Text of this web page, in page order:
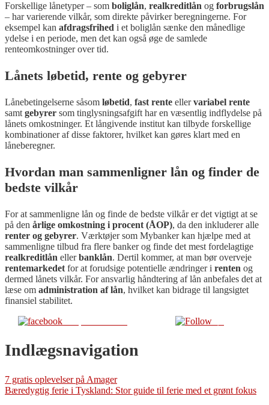
Forskellige lånetyper – som boliglån, realkreditlån og forbrugslån
– har varierende vilkår, som direkte påvirker beregningerne. For
eksempel kan afdragsfrihed i et boliglån sænke den månedlige
ydelse i en periode, men det kan også øge de samlede
renteomkostninger over tid.
Lånets løbetid, rente og gebyrer
Lånebetingelserne såsom løbetid, fast rente ellervariabel rente
samt gebyrer som tinglysningsafgift har en væsentlig indflydelse på
lånets omkostninger. Et långivende institut kan tilbyde forskellige
kombinationer af disse faktorer, hvilket kan gøres klart med en
låneberegner.
Hvordan man sammenligner lån og finder de
bedste vilkår
For at sammenligne lån og finde de bedste vilkår er det vigtigt at se
på den årlige omkostning i procent (ÅOP), da den inkluderer alle
renter og gebyrer. Værktøjer som Mybanker kan hjælpe med at
sammenligne tilbud fra flere banker og finde det mest fordelagtige
realkreditlån ellerbanklån. Dertil kommer, at man bør overveje
rentemarkedet for at forudsige potentielle ændringer i renten og
dermed lånets vilkår. For ansvarlig håndtering af lån anbefales det at
læse om administration af lån, hvilket kan bidrage til langsigtet
finansiel stabilitet.
Indlægsnavigation
7 gratis oplevelser på Amager
Bæredygtig ferie i Tyskland: Stor guide til ferie med et grønt fokus